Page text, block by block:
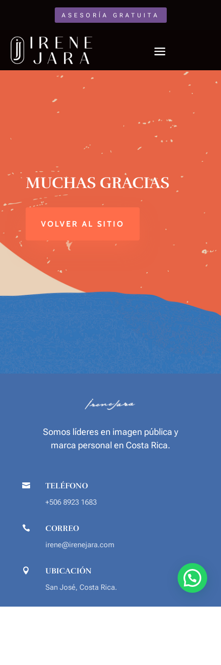
ASESORÍA GRATUITA
MUCHAS GRACIAS
VOLVER AL SITIO
Somos líderes en imagen pública y
marca personal en Costa Rica.
 TELÉFONO
+506 8923 1683
 CORREO
irene@irenejara.com
 UBICACIÓN
San José, Costa Rica.